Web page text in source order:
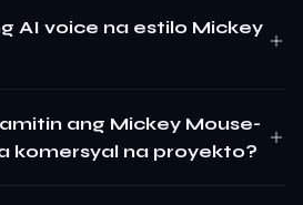
AI voice na estilo Mickey
ang Mickey Mouse-
komersyal na proyekto?